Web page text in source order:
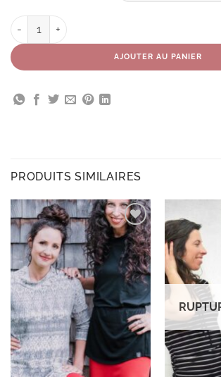
AJOUTER AU PANIER
PRODUITS SIMILAIRES
Ajouter
à la
wishlist